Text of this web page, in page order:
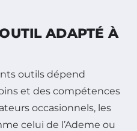
ADAPTÉ À
outils dépend
et des compétences
occasionnels, les
celui de l’Ademe ou